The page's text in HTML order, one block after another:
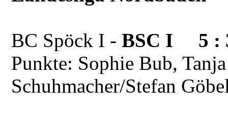
BC Spöck I -BSC I 5 :
Punkte: Sophie Bub,
Schuhmacher/Stefan